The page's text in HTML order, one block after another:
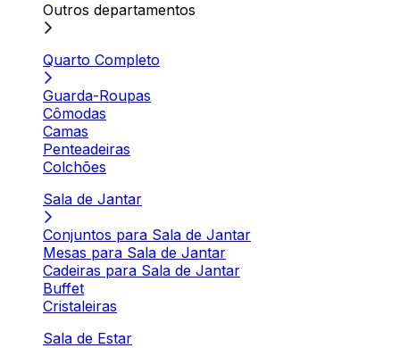
Outros departamentos
Quarto Completo
Guarda-Roupas
Cômodas
Camas
Penteadeiras
Colchões
Sala de Jantar
Conjuntos para Sala de Jantar
Mesas para Sala de Jantar
Cadeiras para Sala de Jantar
Buffet
Cristaleiras
Sala de Estar